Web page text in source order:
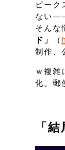
ピーク
ない
そんな
ド」
（
制作、
ｗ複雑
化。郵
「